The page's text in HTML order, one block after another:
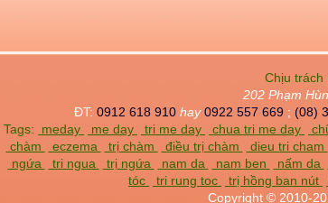
Chịu trách
202 Phạm
ĐT: 0912 618 910 hay 0922 557 669; (08)
Tags:
meday me day tri me day chua tri me day
chàm
eczema trị chàm điều trị chàm dieu tri cham
ngứa
tri ngua trị ngứa nam da nam ben nấm da
tóc
tri rung toc trị hồng ban nút
Copyright © 2010-